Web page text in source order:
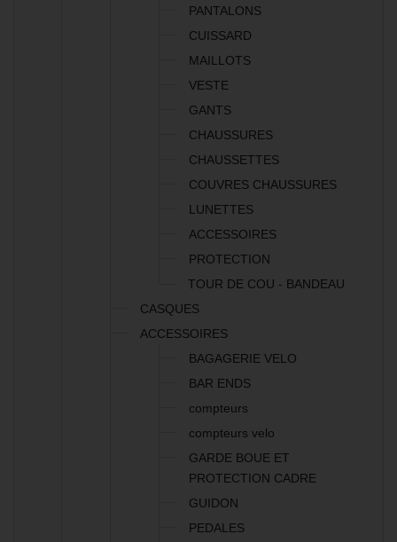
PANTALONS
CUISSARD
MAILLOTS
VESTE
GANTS
CHAUSSURES
CHAUSSETTES
COUVRES CHAUSSURES
LUNETTES
ACCESSOIRES
PROTECTION
TOUR DE COU - BANDEAU
CASQUES
ACCESSOIRES
BAGAGERIE VELO
BAR ENDS
compteurs
compteurs velo
GARDE BOUE ET
PROTECTION CADRE
GUIDON
PEDALES